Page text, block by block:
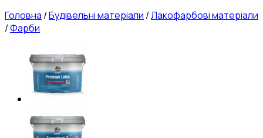
Головна /Будівельні матеріали /Лакофарбові матеріали
/Фарби